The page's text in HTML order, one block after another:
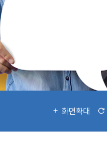
화면확대